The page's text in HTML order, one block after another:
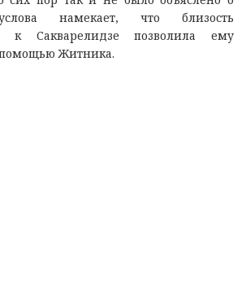
намекает, что близость
к Сакварелидзе позволила ему
помощью Житника.